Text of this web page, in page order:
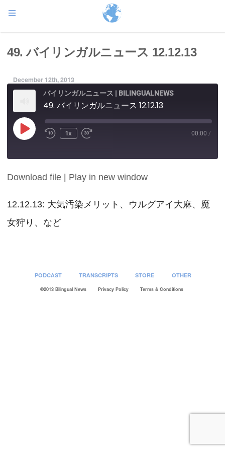
49. バイリンガルニュース 12.12.13
December 12th, 2013
バイリンガルニュース | BILINGUALNEWS
49. バイリンガルニュース 12.12.13
Play
Episode
1x 00:00 /
SHARE
LINK
EMBED
Download file Play in new window
12.12.13: 大気汚染メリット、ウルグアイ大麻、魔
女狩り、など
PODCAST TRANSCRIPTS STORE OTHER
©2013 Bilingual News Privacy Policy Terms & Conditions